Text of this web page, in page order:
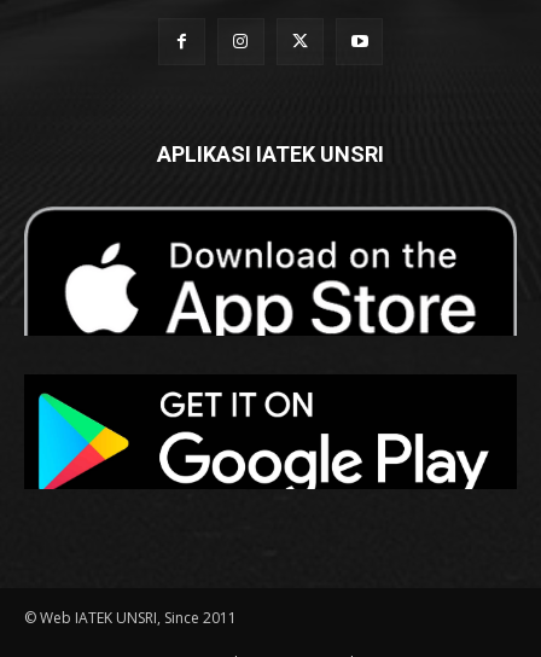
APLIKASI IATEK UNSRI
© Web IATEK UNSRI, Since 2011